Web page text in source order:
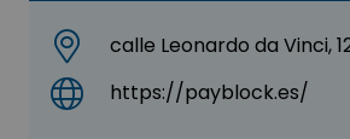
calle Leonardo da Vinci,
https://payblock.es/